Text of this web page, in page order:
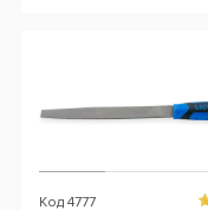
Код 4777